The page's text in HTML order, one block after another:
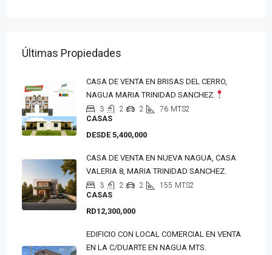
Últimas Propiedades
CASA DE VENTA EN BRISAS DEL CERRO,
NAGUA MARIA TRINIDAD SANCHEZ.
3 2 2 76 MTS2
CASAS
DESDE 5,400,000
CASA DE VENTA EN NUEVA NAGUA, CASA
VALERIA 8, MARIA TRINIDAD SANCHEZ.
3 2 2 155 MTS2
CASAS
RD12,300,000
EDIFICIO CON LOCAL COMERCIAL EN VENTA
EN LA C/DUARTE EN NAGUA MTS.